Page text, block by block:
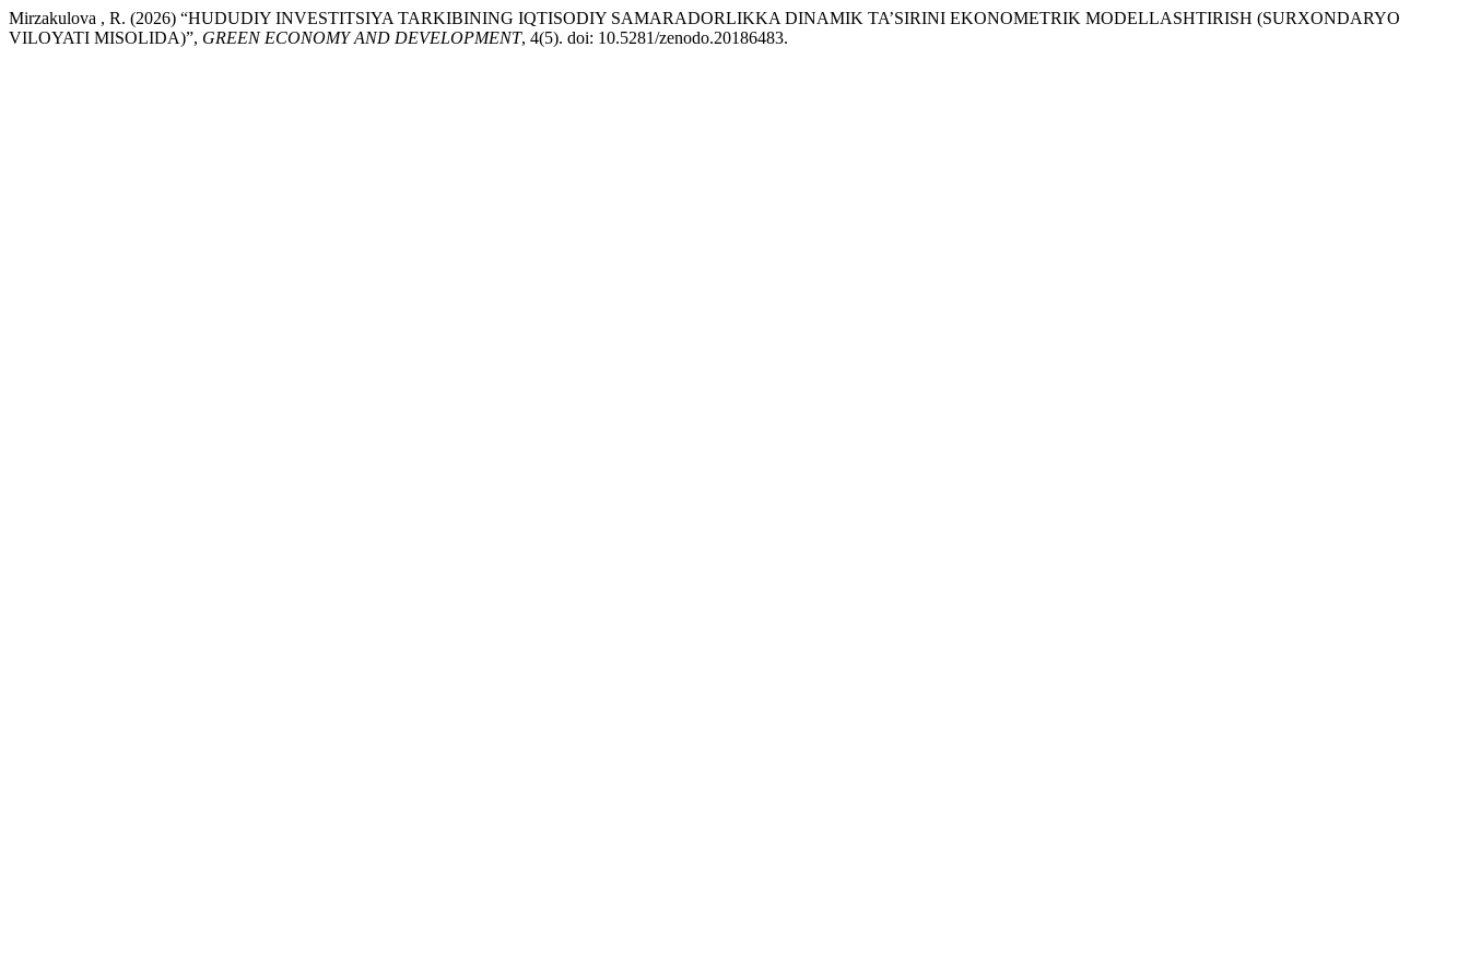
Mirzakulova , R. (2026) “HUDUDIY INVESTITSIYA TARKIBINING IQTISODIY SAMARADORLIKKA DINAMIK TA’SIRINI EKONOMETRIK MODELLASHTIRISH (SURXONDARYO
VILOYATI MISOLIDA)”, GREEN ECONOMY AND DEVELOPMENT, 4(5). doi: 10.5281/zenodo.20186483.